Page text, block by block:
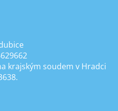
krajským soudem v Hradci